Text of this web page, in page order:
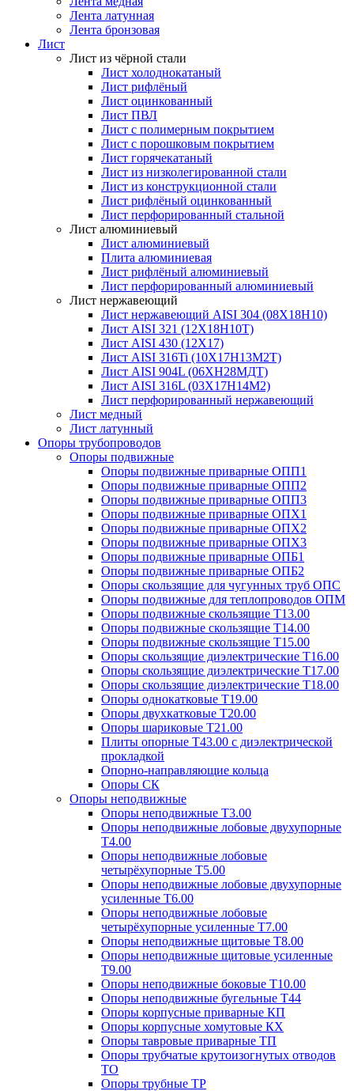
Лента латунная
Лента бронзовая
Лист
Лист из чёрной стали
Лист холоднокатаный
Лист рифлёный
Лист оцинкованный
Лист ПВЛ
Лист с полимерным покрытием
Лист с порошковым покрытием
Лист горячекатаный
Лист из низколегированной стали
Лист из конструкционной стали
Лист рифлёный оцинкованный
Лист перфорированный стальной
Лист алюминиевый
Лист алюминиевый
Плита алюминиевая
Лист рифлёный алюминиевый
Лист перфорированный алюминиевый
Лист нержавеющий
Лист нержавеющий AISI 304 (08Х18Н10)
Лист AISI 321 (12Х18Н10Т)
Лист AISI 430 (12Х17)
Лист AISI 316Ti (10Х17Н13М2Т)
Лист AISI 904L (06ХН28МДТ)
Лист AISI 316L (03Х17Н14М2)
Лист перфорированный нержавеющий
Лист медный
Лист латунный
Опоры трубопроводов
Опоры подвижные
Опоры подвижные приварные ОПП1
Опоры подвижные приварные ОПП2
Опоры подвижные приварные ОПП3
Опоры подвижные приварные ОПХ1
Опоры подвижные приварные ОПХ2
Опоры подвижные приварные ОПХ3
Опоры подвижные приварные ОПБ1
Опоры подвижные приварные ОПБ2
Опоры скользящие для чугунных труб ОПС
Опоры подвижные для теплопроводов ОПМ
Опоры подвижные скользящие Т13.00
Опоры подвижные скользящие Т14.00
Опоры подвижные скользящие Т15.00
Опоры скользящие диэлектрические Т16.00
Опоры скользящие диэлектрические Т17.00
Опоры скользящие диэлектрические Т18.00
Опоры однокатковые Т19.00
Опоры двухкатковые Т20.00
Опоры шариковые Т21.00
Плиты опорные Т43.00 с диэлектрической
прокладкой
Опорно-направляющие кольца
Опоры СК
Опоры неподвижные
Опоры неподвижные Т3.00
Опоры неподвижные лобовые двухупорные
Т4.00
Опоры неподвижные лобовые
четырёхупорные Т5.00
Опоры неподвижные лобовые двухупорные
усиленные Т6.00
Опоры неподвижные лобовые
четырёхупорные усиленные Т7.00
Опоры неподвижные щитовые Т8.00
Опоры неподвижные щитовые усиленные
Т9.00
Опоры неподвижные боковые Т10.00
Опоры неподвижные бугельные Т44
Опоры корпусные приварные КП
Опоры корпусные хомутовые КХ
Опоры тавровые приварные ТП
Опоры трубчатые крутоизогнутых отводов
ТО
Опоры трубные ТР